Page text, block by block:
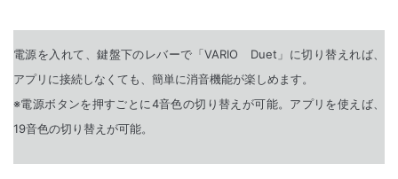
電源を入れて、鍵盤下のレバーで「VARIO Duet」に切り替えれば、
アプリに接続しなくても、簡単に消音機能が楽しめます。
※電源ボタンを押すごとに4音色の切り替えが可能。アプリを使えば、
19音色の切り替えが可能。